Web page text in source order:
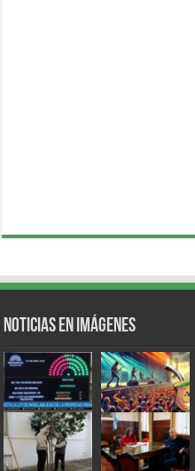
Noticias en Imágenes